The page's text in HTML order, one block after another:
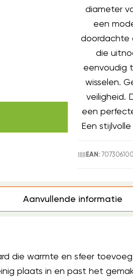
diameter
een
doordachte
die
eenvoudig
wisselen.
veiligheid.
een
Een
EAN:
Aanvullende informatie
die warmte en sfeer
plaats in en past het